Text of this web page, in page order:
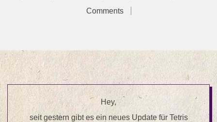
Comments
Hey,
seit gestern gibt es ein neues Update für Tetris